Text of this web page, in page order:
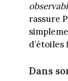
rassure
d’étoiles
Dans